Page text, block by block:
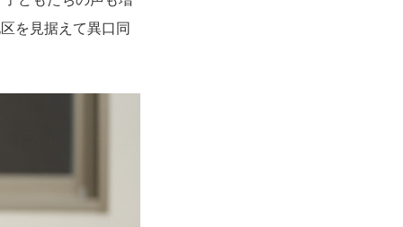
を見据えて異口同